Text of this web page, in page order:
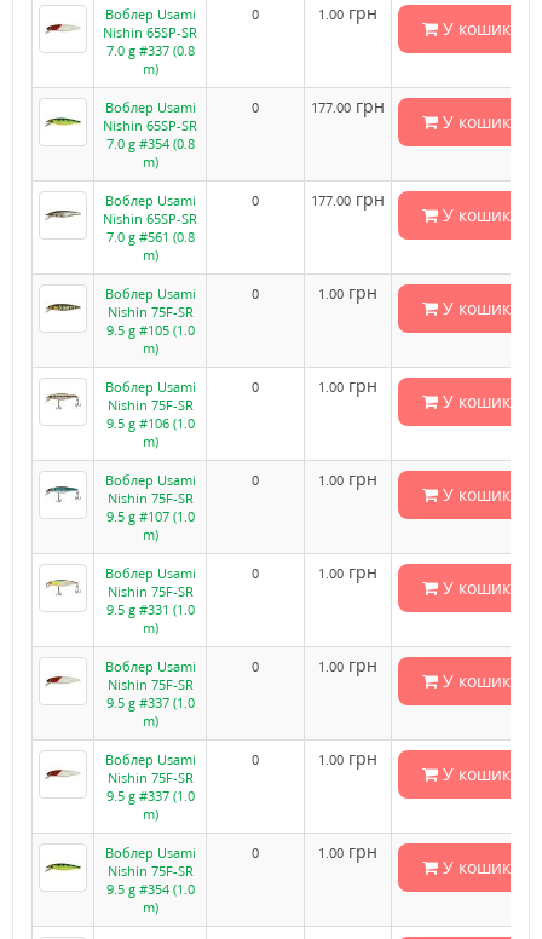
Воблер Usami
Nishin 65SP-SR
7.0 g #337 (0.8
m)
0 1.00 грн
У кошик
Воблер Usami
Nishin 65SP-SR
7.0 g #354 (0.8
m)
0 177.00 грн
У кошик
Воблер Usami
Nishin 65SP-SR
7.0 g #561 (0.8
m)
0 177.00 грн
У кошик
Воблер Usami
Nishin 75F-SR
9.5 g #105 (1.0
m)
0 1.00 грн
У кошик
Воблер Usami
Nishin 75F-SR
9.5 g #106 (1.0
m)
0 1.00 грн
У кошик
Воблер Usami
Nishin 75F-SR
9.5 g #107 (1.0
m)
0 1.00 грн
У кошик
Воблер Usami
Nishin 75F-SR
9.5 g #331 (1.0
m)
0 1.00 грн
У кошик
Воблер Usami
Nishin 75F-SR
9.5 g #337 (1.0
m)
0 1.00 грн
У кошик
Воблер Usami
Nishin 75F-SR
9.5 g #337 (1.0
m)
0 1.00 грн
У кошик
Воблер Usami
Nishin 75F-SR
9.5 g #354 (1.0
m)
0 1.00 грн
У кошик